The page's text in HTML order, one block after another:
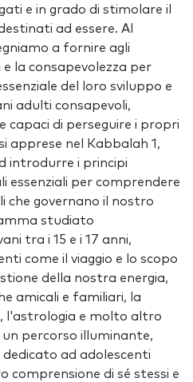
e in grado di stimolare il
ad essere. Al
a fornire agli
la consapevolezza per
del loro sviluppo e
adulti consapevoli,
di perseguire i propri
apprese nel Kabbalah 1,
introdurre i principi
essenziali per comprendere
che governano il nostro
studiato
tra i 15 e i 17 anni,
come il viaggio e lo scopo
della nostra energia,
amicali e familiari, la
l'astrologia e molto altro
percorso illuminante,
ad adolescenti
comprensione di sé stessi e